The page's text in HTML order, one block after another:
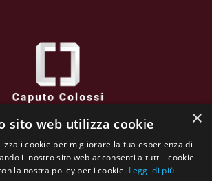
- 25032 CHIARI (BS) - Italy
sono protetti da copyright. e sono di
×
sito web utilizza cookie
i cookie per migliorare la tua esperienza di
il nostro sito web acconsenti a tutti i cookie
la nostra policy per i cookie. Leggi di più